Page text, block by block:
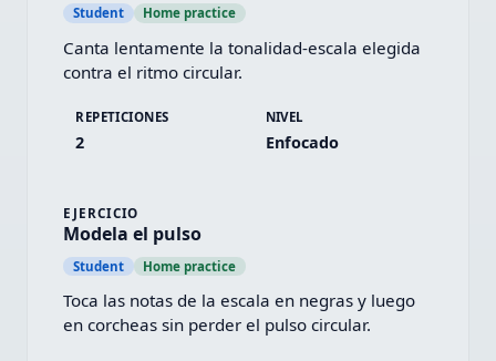
Student Home practice
Canta lentamente la tonalidad-escala elegida
contra el ritmo circular.
REPETICIONES
2
NIVEL
Enfocado
EJERCICIO
Modela el pulso
Student Home practice
Toca las notas de la escala en negras y luego
en corcheas sin perder el pulso circular.